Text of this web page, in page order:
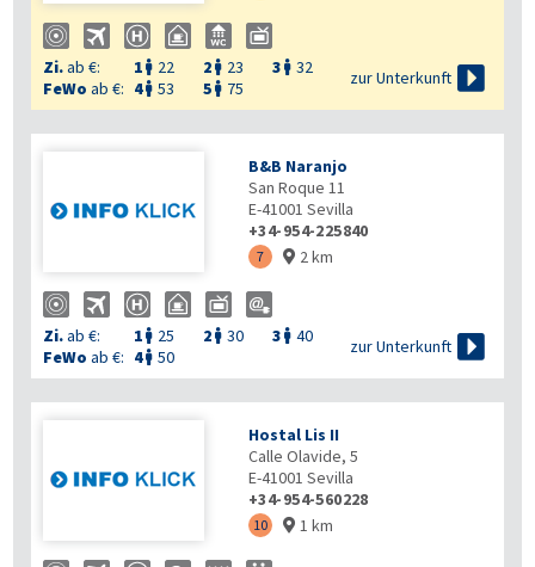
Zi.ab €: 1  22 2  23 3  32
FeWo ab €: 4 53 5  75
zur Unterkunft 
B&B Naranjo
San Roque 11
E-41001 Sevilla
+34-954-225840
7  2 km
Zi.ab €: 1  25 2  30 3  40
FeWo ab €: 4 50
zur Unterkunft 
Hostal Lis II
Calle Olavide, 5
E-41001 Sevilla
+34-954-560228
10  1 km